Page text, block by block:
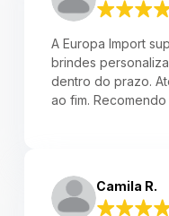
A Europa Import
brindes
dentro do prazo.
ao fim. Recomendo
Camila R.